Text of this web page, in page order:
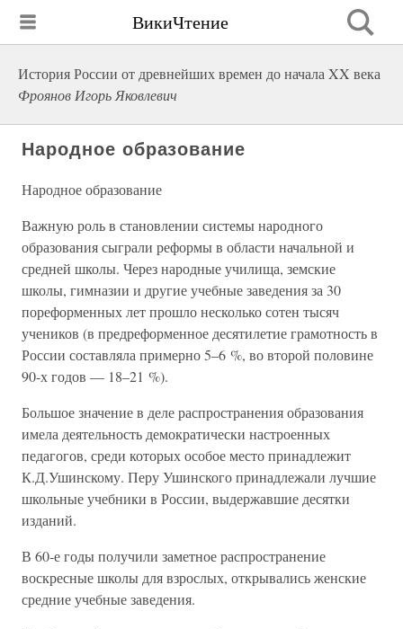
ВикиЧтение
История России от древнейших времен до начала XX века
Фроянов Игорь Яковлевич
Народное образование
Народное образование
Важную роль в становлении системы народного
образования сыграли реформы в области начальной и
средней школы. Через народные училища, земские
школы, гимназии и другие учебные заведения за 30
пореформенных лет прошло несколько сотен тысяч
учеников (в предреформенное десятилетие грамотность в
России составляла примерно 5–6 %, во второй половине
90-х годов — 18–21 %).
Большое значение в деле распространения образования
имела деятельность демократически настроенных
педагогов, среди которых особое место принадлежит
К.Д.Ушинскому. Перу Ушинского принадлежали лучшие
школьные учебники в России, выдержавшие десятки
изданий.
В 60-е годы получили заметное распространение
воскресные школы для взрослых, открывались женские
средние учебные заведения.